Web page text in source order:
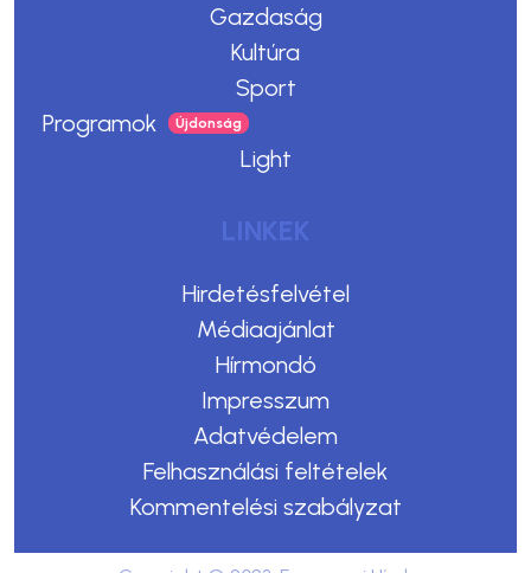
Gazdaság
Kultúra
Sport
Programok
Light
LINKEK
Hirdetésfelvétel
Médiaajánlat
Hírmondó
Impresszum
Adatvédelem
Felhasználási feltételek
Kommentelési szabályzat